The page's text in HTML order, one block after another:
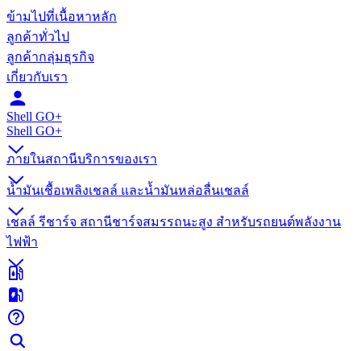
ข้ามไปที่เนื้อหาหลัก
ลูกค้าทั่วไป
ลูกค้ากลุ่มธุรกิจ
เกี่ยวกับเรา
Shell GO+
Shell GO+​
ภายในสถานีบริการของเรา
น้ำมันเชื้อเพลิงเชลล์ และน้ำมันหล่อลื่นเชลล์
เชลล์ รีชาร์จ สถานีชาร์จสมรรถนะสูง สำหรับรถยนต์พลังงาน
ไฟฟ้า